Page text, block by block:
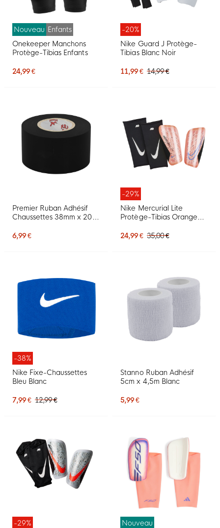
Nouveau Enfants
Onekeeper Manchons
Protège-Tibias Enfants
24,99 €
-20%
Nike Guard J Protège-
Tibias Blanc Noir
11,99 € 14,99 €
Premier Ruban Adhésif
Chaussettes 38mm x 20m
6,99 €
-29%
Nike Mercurial Lite
Protège-Tibias Orange
24,99 € 35,00 €
-38%
Nike Fixe-Chaussettes
Bleu Blanc
7,99 € 12,99 €
Stanno Ruban Adhésif
5cm x 4,5m Blanc
5,99 €
-29%
Nouveau